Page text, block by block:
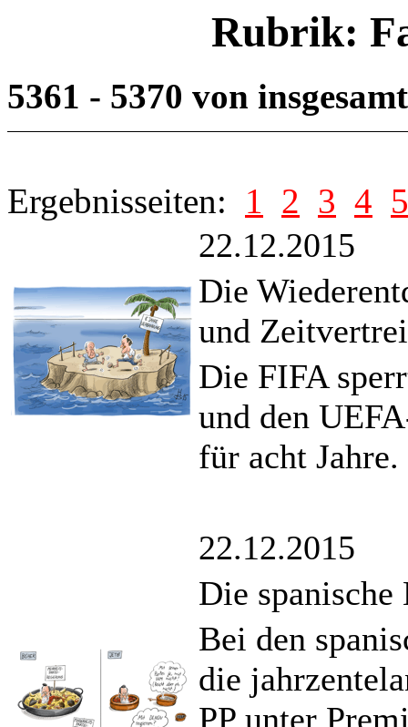
Rubrik:
5361 - 5370 von
Ergebnisseiten: 1 2 3 4 5
22.12.2015
Die
und
Die FIFA
und den
für acht Jahre.
22.12.2015
Die
Bei den
die
PP unter